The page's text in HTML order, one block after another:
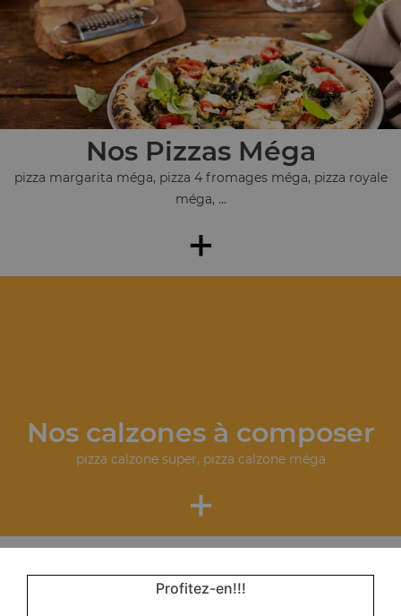
Nos Pizzas Méga
pizza margarita méga, pizza 4 fromages méga, pizza royale
méga, ...
+
Nos calzones à composer
pizza calzone super, pizza calzone méga
+
Profitez-en!!!